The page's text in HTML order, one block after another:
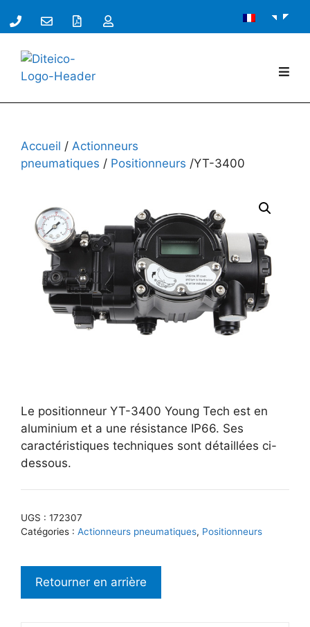
Accueil / Actionneurs
pneumatiques / Positionneurs /YT-3400
Le positionneur YT-3400 Young Tech est en
aluminium et a une résistance IP66. Ses
caractéristiques techniques sont détaillées ci-
dessous.
UGS : 172307
Catégories : Actionneurs pneumatiques, Positionneurs